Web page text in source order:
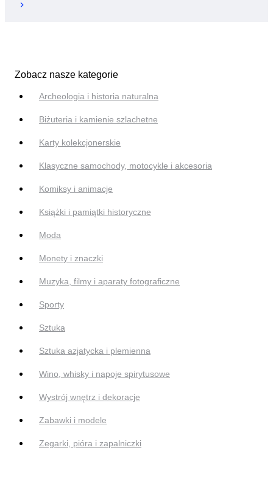
Zobacz nasze kategorie
Archeologia i historia naturalna
Biżuteria i kamienie szlachetne
Karty kolekcjonerskie
Klasyczne samochody, motocykle i akcesoria
Komiksy i animacje
Książki i pamiątki historyczne
Moda
Monety i znaczki
Muzyka, filmy i aparaty fotograficzne
Sporty
Sztuka
Sztuka azjatycka i plemienna
Wino, whisky i napoje spirytusowe
Wystrój wnętrz i dekoracje
Zabawki i modele
Zegarki, pióra i zapalniczki